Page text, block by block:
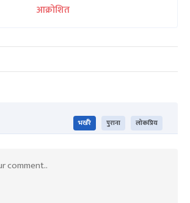
आक्रोशित
भर्खरै पुराना लोकप्रिय